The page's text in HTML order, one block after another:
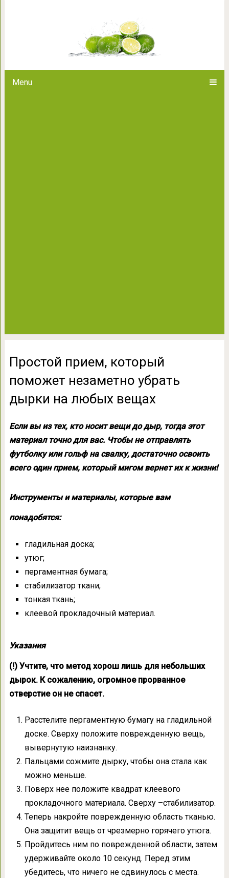
Menu
Простой прием, который
поможет незаметно убрать
дырки на любых вещах
Если вы из тех, кто носит вещи до дыр, тогда этот
материал точно для вас. Чтобы не отправлять
футболку или гольф на свалку, достаточно освоить
всего один прием, который мигом вернет их к жизни!
Инструменты и материалы, которые вам
понадобятся:
гладильная доска;
утюг;
пергаментная бумага;
стабилизатор ткани;
тонкая ткань;
клеевой прокладочный материал.
Указания
(!) Учтите, что метод хорош лишь для небольших
дырок. К сожалению, огромное прорванное
отверстие он не спасет.
Расстелите пергаментную бумагу на гладильной
доске. Сверху положите поврежденную вещь,
вывернутую наизнанку.
Пальцами сожмите дырку, чтобы она стала как
можно меньше.
Поверх нее положите квадрат клеевого
прокладочного материала. Сверху –стабилизатор.
Теперь накройте поврежденную область тканью.
Она защитит вещь от чрезмерно горячего утюга.
Пройдитесь ним по поврежденной области, затем
удерживайте около 10 секунд. Перед этим
убедитесь, что ничего не сдвинулось с места.